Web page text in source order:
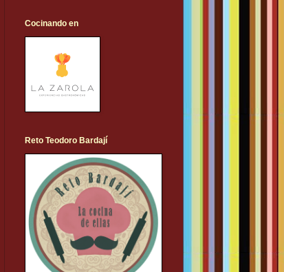
Cocinando en
Reto Teodoro Bardají